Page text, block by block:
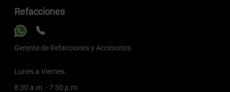
Refacciones
Gerente de Refacciones y Accesorios
Lunes a Viernes
8:30 a.m. - 7:30 p.m.